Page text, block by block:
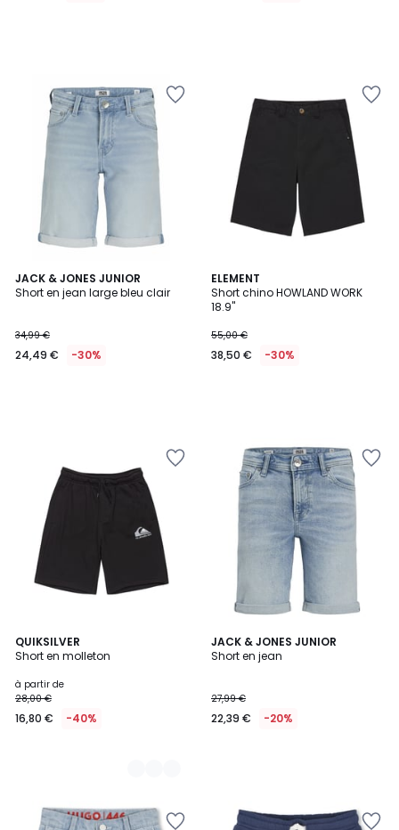
JACK & JONES JUNIOR
Short en jean large bleu clair
34,99 €
24,49 € -30%
ELEMENT
Short chino HOWLAND WORK
18.9"
55,00 €
38,50 € -30%
QUIKSILVER
Short en molleton
à partir de
28,00 €
16,80 € -40%
4
Couleurs
JACK & JONES JUNIOR
Short en jean
27,99 €
22,39 € -20%